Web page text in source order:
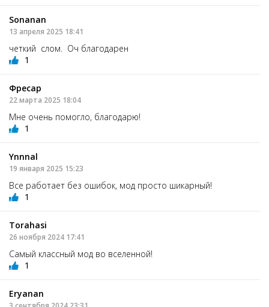
Sonanan
13 апреля 2025 18:41
четкий слом. Оч благодарен
1
Фресар
22 марта 2025 18:04
Мне очень помогло, благодарю!
1
Ynnnal
19 января 2025 15:23
Все работает без ошибок, мод просто шикарный!
1
Torahasi
26 ноября 2024 17:41
Самый классный мод во вселенной!
1
Eryanan